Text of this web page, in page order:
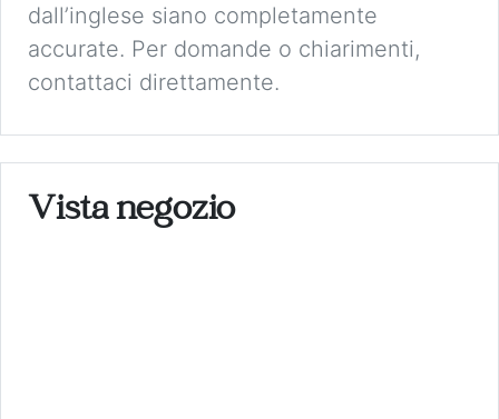
dall’inglese siano completamente
accurate. Per domande o chiarimenti,
contattaci direttamente.
Vista negozio